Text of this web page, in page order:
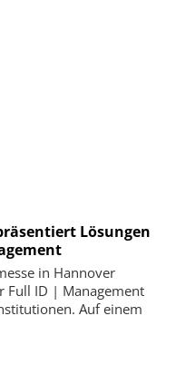
Lösungen
in Hannover
Full ID | Management
Auf einem